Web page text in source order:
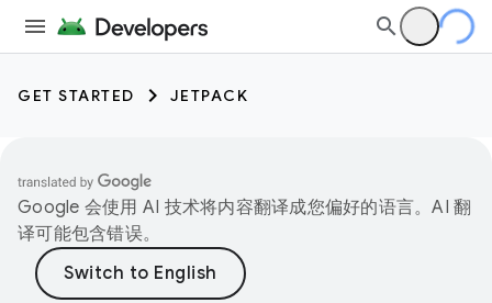
GET STARTED JETPACK
Google 会使用 AI 技术将内容翻译成您偏好的语言。AI 翻
译可能包含错误。